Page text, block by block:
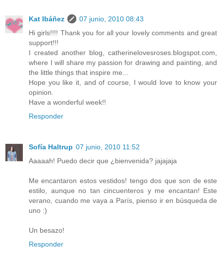
Kat Ibáñez
07 junio, 2010 08:43
Hi girls!!!! Thank you for all your lovely comments and great
support!!!
I created another blog, catherinelovesroses.blogspot.com,
where I will share my passion for drawing and painting, and
the little things that inspire me...
Hope you like it, and of course, I would love to know your
opinion.
Have a wonderful week!!
Responder
Sofía Haltrup 07 junio, 2010 11:52
Aaaaah! Puedo decir que ¿bienvenida? jajajaja
Me encantaron estos vestidos! tengo dos que son de este
estilo, aunque no tan cincuenteros y me encantan! Este
verano, cuando me vaya a París, pienso ir en búsqueda de
uno :)
Un besazo!
Responder